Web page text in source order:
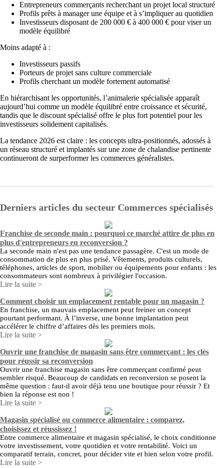
Entrepreneurs commerçants recherchant un projet local structuré
Profils prêts à manager une équipe et à s’impliquer au quotidien
Investisseurs disposant de 200 000 € à 400 000 € pour viser un
modèle équilibré
Moins adapté à :
Investisseurs passifs
Porteurs de projet sans culture commerciale
Profils cherchant un modèle fortement automatisé
En hiérarchisant les opportunités, l’animalerie spécialisée apparaît
aujourd’hui comme un modèle équilibré entre croissance et sécurité,
tandis que le discount spécialisé offre le plus fort potentiel pour les
investisseurs solidement capitalisés.
La tendance 2026 est claire : les concepts ultra-positionnés, adossés à
un réseau structuré et implantés sur une zone de chalandise pertinente
continueront de surperformer les commerces généralistes.
Derniers articles du secteur Commerces spécialisés
Franchise de seconde main : pourquoi ce marché attire de plus en
plus d'entrepreneurs en reconversion ?
La seconde main n'est pas une tendance passagère. C'est un mode de
consommation de plus en plus prisé. Vêtements, produits culturels,
téléphones, articles de sport, mobilier ou équipements pour enfants : les
consommateurs sont nombreux à privilégier l'occasion.
Lire la suite >
Comment choisir un emplacement rentable pour un magasin ?
En franchise, un mauvais emplacement peut freiner un concept
pourtant performant. À l’inverse, une bonne implantation peut
accélérer le chiffre d’affaires dès les premiers mois.
Lire la suite >
Ouvrir une franchise de magasin sans être commerçant : les clés
pour réussir sa reconversion
Ouvrir une franchise magasin sans être commerçant confirmé peut
sembler risqué. Beaucoup de candidats en reconversion se posent la
même question : faut-il avoir déjà tenu une boutique pour réussir ? Et
bien la réponse est non !
Lire la suite >
Magasin spécialisé ou commerce alimentaire : comparez,
choisissez et réussissez !
Entre commerce alimentaire et magasin spécialisé, le choix conditionne
votre investissement, votre quotidien et votre rentabilité. Voici un
comparatif terrain, concret, pour décider vite et bien selon votre profil.
Lire la suite >